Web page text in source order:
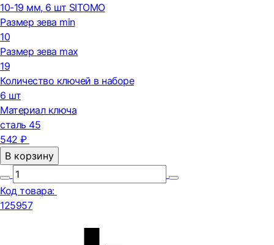
10-19 мм, 6 шт SITOMO
Размер зева min
10
Размер зева max
19
Количество ключей в наборе
6 шт
Материал ключа
сталь 45
542 ₽
В корзину
Код товара:
125957